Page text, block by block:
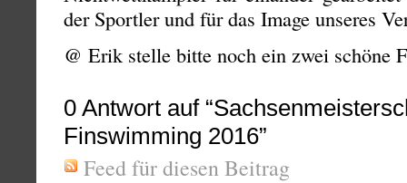
der Sportler und für das Image unseres
@ Erik stelle bitte noch ein zwei schöne
0 Antwort auf
Finswimming 2016”
Feed für diesen Beitrag